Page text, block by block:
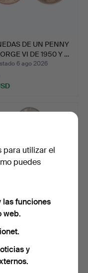
DE UN PENNY
VI DE 1950 Y …
6 ago 2026
CORONAS DE
6 ago 2026
para utilizar el
puedes
las funciones
web.
y